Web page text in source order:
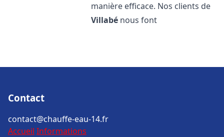
manière efficace. Nos clients de
Villabé nous font
Contact
contact@chauffe-eau-14.fr
Accueil Informations